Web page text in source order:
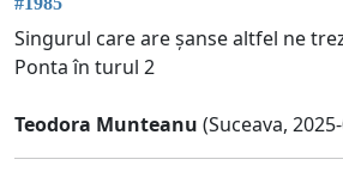
Singurul care are șanse altfel ne
Ponta în turul 2
Teodora Munteanu (Suceava,